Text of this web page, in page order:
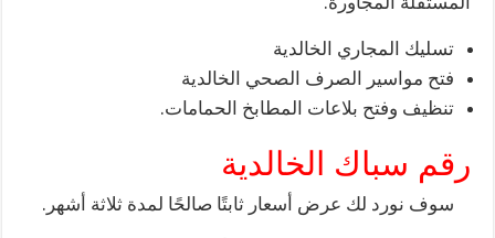
تسليك المجاري الخالدية
فتح مواسير الصرف الصحي الخالدية
تنظيف وفتح بلاعات المطابخ الحمامات.
رقم سباك الخالدية
سوف نورد لك عرض أسعار ثابتًا صالحًا لمدة ثلاثة أشهر.